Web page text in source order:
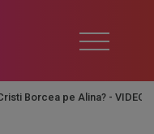
Borcea pe Alina? - VIDEO